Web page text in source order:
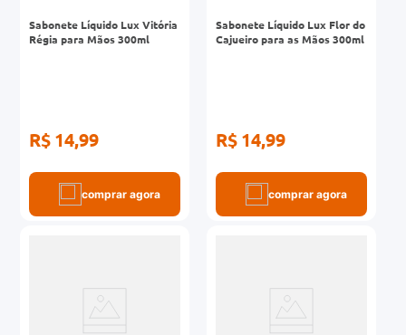
Sabonete Líquido Lux Vitória
Régia para Mãos 300ml
R$ 14,99
comprar agora
Sabonete Líquido Lux Flor do
Cajueiro para as Mãos 300ml
R$ 14,99
comprar agora